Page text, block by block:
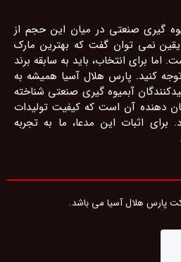
گیری صنعتی در میان این حجم از
نمی توان گفت که بهترین مارک
برای انتخاب، باید به سابقه برند
کنید. پارس هلال آسیا همیشه به
آبمیوه گیری صنعتی شناخته
دهنده آن است که کیفیت تولیدات
برای اثبات این مدعا، ما به تجربه
پارس هلال آسیا می باشد.